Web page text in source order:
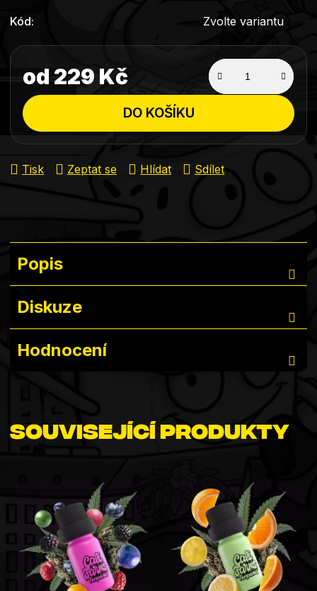
Kód: Zvolte variantu
od 229 Kč
Měrná cena:
DO KOŠÍKU
Tisk Zeptat se Hlídat Sdílet
Popis
Diskuze
Hodnocení
Související produkty